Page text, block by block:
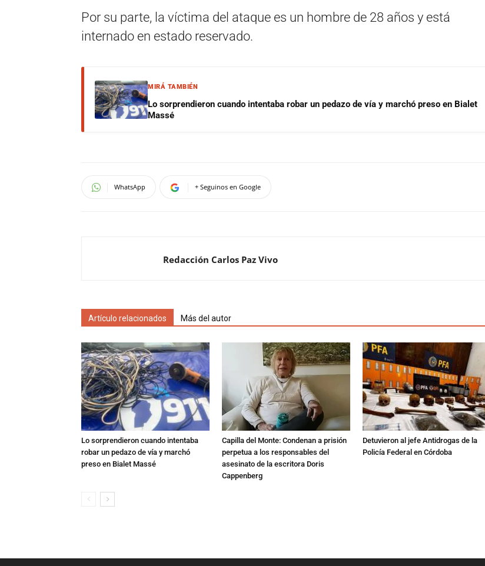
Por su parte, la víctima del ataque es un hombre de 28 años y está
internado en estado reservado.
MIRÁ TAMBIÉN
Lo sorprendieron cuando intentaba robar un pedazo de vía y marchó preso en Bialet
Massé
WhatsApp + Seguinos en Google
Redacción Carlos Paz Vivo
Artículo relacionados Más del autor
Lo sorprendieron cuando intentaba
robar un pedazo de vía y marchó
preso en Bialet Massé
Capilla del Monte: Condenan a prisión
perpetua a los responsables del
asesinato de la escritora Doris
Cappenberg
Detuvieron al jefe Antidrogas de la
Policía Federal en Córdoba